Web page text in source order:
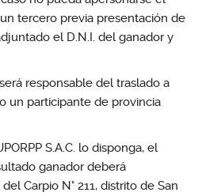
tercero previa presentación de
el D.N.I. del ganador y
será responsable del traslado a
un participante de provincia
S.A.C. lo disponga, el
ganador deberá
Carpio N° 211, distrito de San